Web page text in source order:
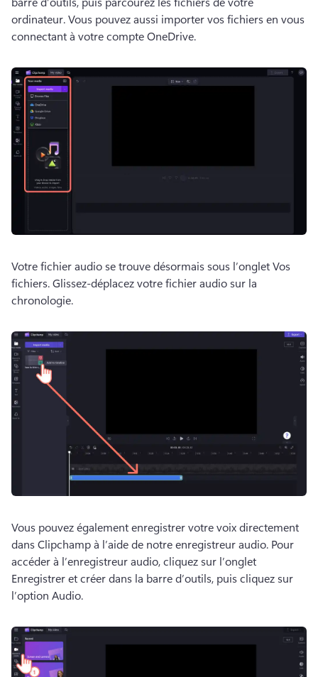
ordinateur. Vous pouvez aussi importer vos fichiers en vous
connectant à votre compte OneDrive.
Votre fichier audio se trouve désormais sous l’onglet Vos
fichiers. Glissez-déplacez votre fichier audio sur la
chronologie.
Vous pouvez également enregistrer votre voix directement
dans Clipchamp à l’aide de notre enregistreur audio. Pour
accéder à l’enregistreur audio, cliquez sur l’onglet
Enregistrer et créer dans la barre d’outils, puis cliquez sur
l’option Audio.